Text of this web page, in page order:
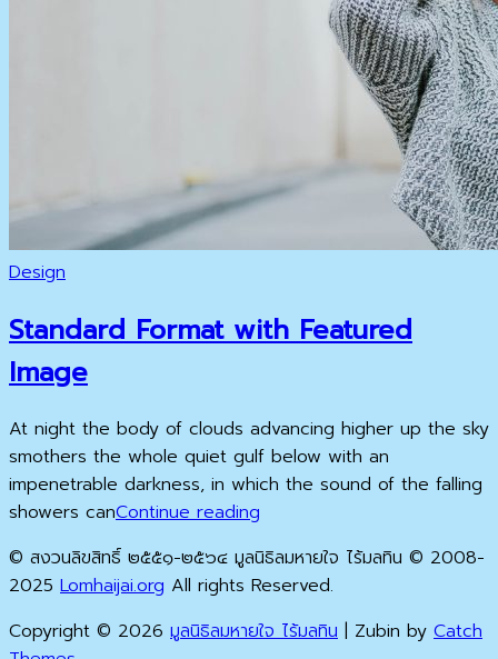
Cat
Design
Standard Format with Featured
Image
At night the body of clouds advancing higher up the sky
smothers the whole quiet gulf below with an
impenetrable darkness, in which the sound of the falling
showers canContinue reading
with
Featured
Image
© สงวนลิขสิทธิ์ ๒๕๕๑-๒๕๖๔ มูลนิธิลมหายใจ ไร้มลทิน © 2008-
2025 Lomhaijai.org All rights Reserved.
Copyright © 2026 มูลนิธิลมหายใจ ไร้มลทิน | Zubin by Catch